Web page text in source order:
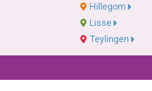
Hillegom
Lisse
Teylingen